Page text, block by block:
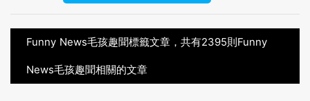
Funny News毛孩趣聞標籤文章，共有2395則Funny
News毛孩趣聞相關的文章